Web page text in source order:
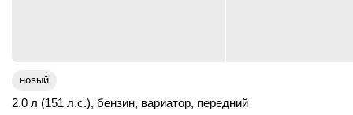
новый
2.0 л (151 л.с.), бензин, вариатор, передний